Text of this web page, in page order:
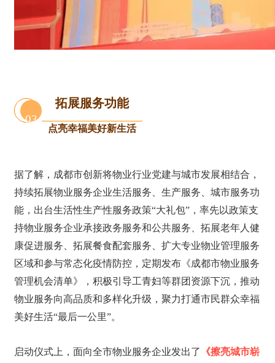
03
拓展服务功能
点亮幸福美好新生活
据了解，成都市创新将物业行业党建与城市发展相结合，
持续拓展物业服务企业生活服务、生产服务、城市服务功
能，出台生活性生产性服务政策“大礼包”，率先以政策支
持物业服务企业承接政务服务和公共服务、拓展老年人健
康促进服务、拓展餐食配套服务、扩大专业物业管理服务
区域和参与常态化疫情防控，定期发布《成都市物业服务
管理机会清单》，积极引导工青妇等群团资源下沉，推动
物业服务向高品质和多样化升级，聚力打通市民群众幸福
美好生活“最后一公里”。
启动仪式上，面向全市物业服务企业发出了
《擦亮城市崭